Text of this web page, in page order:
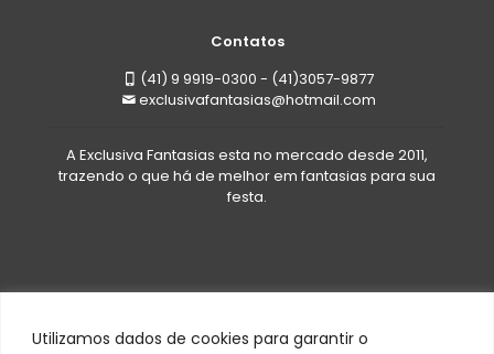
Utilizamos dados de cookies para garantir o
Contatos
(41) 9 9919-0300 - (41)3057-9877
exclusivafantasias@hotmail.com
A Exclusiva Fantasias esta no mercado desde 2011,
trazendo o que há de melhor em fantasias para sua
festa.